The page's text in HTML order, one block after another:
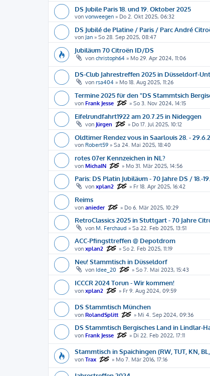
DS Jubile Paris 18. und 19. Oktober 2025
von vonweegen » Do 2. Okt 2025, 06:32
DS Jubilé de Platine / Paris / Parc André
von Jan » So 28. Sep 2025, 08:47
Jubiläum 70 Citroën ID/DS
von christoph64 » Mo 29. Apr 2024, 11:06
DS-Club Jahrestreffen 2025 in Düsseldorf-
von rsa404 » Mo 18. Aug 2025, 11:26
Termine 2025 für den "DS Stammtsich
von Frank Jesse » So 3. Nov 2024, 14:15
Eifelrundfahrt1922 am 20.7.25 in Nideggen
von Jürgen » Do 17. Jul 2025, 10:12
Oldtimer Rendez vous in Saarlouis 28. -
von Robert59 » Sa 24. Mai 2025, 18:40
rotes 07er Kennzeichen in NL?
von MichaIN » Mo 31. Mär 2025, 14:56
Paris: DS Platin Jubiläum - 70 Jahre DS / 18.-
von xplan2 » Fr 18. Apr 2025, 16:42
Reims
von anieder » Do 6. Mär 2025, 10:29
RetroClassics 2025 in Stuttgart - 70 Jahre
von M. Ferchaud » Sa 22. Feb 2025, 13:51
ACC-Pfingsttreffen @ Depotdrom
von xplan2 » So 2. Feb 2025, 11:19
Neu! Stammtisch in Düsseldorf
von Idee_20 » So 7. Mai 2023, 15:43
ICCCR 2024 Torun - Wir kommen!
von xplan2 » Fr 9. Aug 2024, 09:59
DS Stammtisch München
von RolandSplitt » Mi 4. Sep 2024, 09:36
DS Stammtisch Bergisches Land in Lindlar-
von Frank Jesse » Di 22. Feb 2022, 17:11
Stammtisch in Spaichingen (RW, TUT, KN,
von Trax » Mo 7. Mär 2016, 17:16